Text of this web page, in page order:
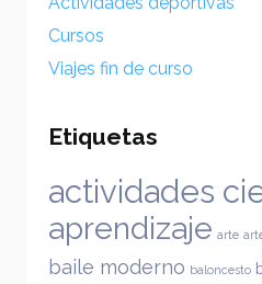
Cursos
Viajes fin de curso
Etiquetas
actividades
aprendizaje arte
baile moderno baloncesto